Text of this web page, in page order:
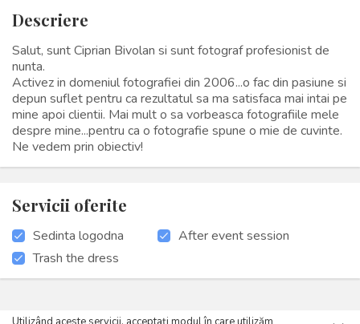
Descriere
Salut, sunt Ciprian Bivolan si sunt fotograf profesionist de
nunta.
Activez in domeniul fotografiei din 2006...o fac din pasiune si
depun suflet pentru ca rezultatul sa ma satisfaca mai intai pe
mine apoi clientii. Mai mult o sa vorbeasca fotografiile mele
despre mine...pentru ca o fotografie spune o mie de cuvinte.
Ne vedem prin obiectiv!
Servicii oferite
Sedinta logodna
After event session
Trash the dress